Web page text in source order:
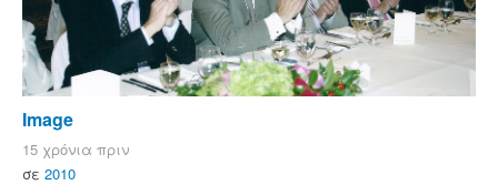
Image
15 χρόνια πριν
σε 2010